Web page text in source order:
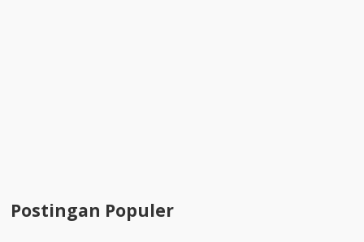
Postingan Populer